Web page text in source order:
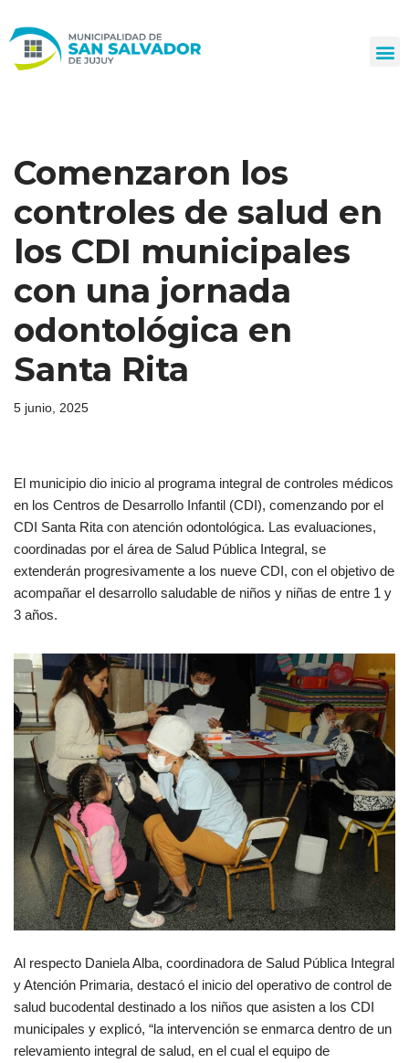
al
Comenzaron los
controles de salud en
los CDI municipales
con una jornada
odontológica en
Santa Rita
5 junio, 2025
El municipio dio inicio al programa integral de controles médicos
en los Centros de Desarrollo Infantil (CDI), comenzando por el
CDI Santa Rita con atención odontológica. Las evaluaciones,
coordinadas por el área de Salud Pública Integral, se
extenderán progresivamente a los nueve CDI, con el objetivo de
acompañar el desarrollo saludable de niños y niñas de entre 1 y
3 años.
Al respecto Daniela Alba, coordinadora de Salud Pública Integral
y Atención Primaria, destacó el inicio del operativo de control de
salud bucodental destinado a los niños que asisten a los CDI
municipales y explicó, “la intervención se enmarca dentro de un
relevamiento integral de salud, en el cual el equipo de